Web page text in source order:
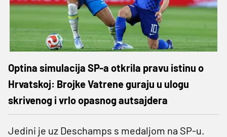
Optina simulacija SP-a otkrila pravu istinu o
Hrvatskoj: Brojke Vatrene guraju u ulogu
skrivenog i vrlo opasnog autsajdera
Jedini je uz Deschamps s medaljom na SP-u.